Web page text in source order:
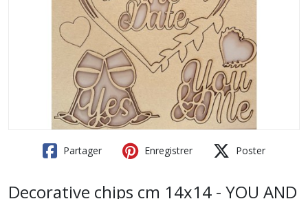
Partager Enregistrer Poster
Decorative chips cm 14x14 - YOU AND